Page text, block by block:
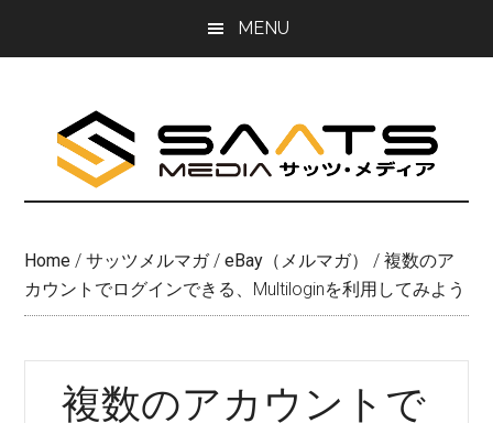
MENU
Home / サッツメルマガ / eBay（メルマガ） / 複数のア
カウントでログインできる、Multiloginを利用してみよう
複数のアカウントで